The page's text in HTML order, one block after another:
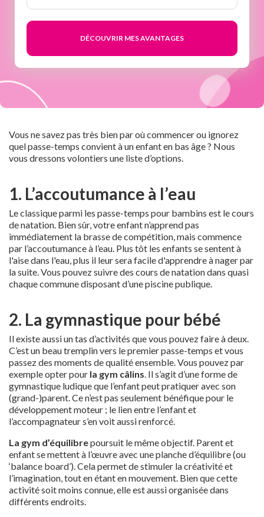
semaines
Vous ne savez pas très bien par où commencer ou ignorez
quel passe-temps convient à un enfant en bas âge ? Nous
vous dressons volontiers une liste d’options.
1. L’accoutumance à l’eau
Le classique parmi les passe-temps pour bambins est le cours
de natation. Bien sûr, votre enfant n’apprend pas
immédiatement la brasse de compétition, mais commence
par l’accoutumance à l’eau. Plus tôt les enfants se sentent à
l'aise dans l'eau, plus il leur sera facile d'apprendre à nager par
la suite. Vous pouvez suivre des cours de natation dans quasi
chaque commune disposant d’une piscine publique.
2. La gymnastique pour bébé
Il existe aussi un tas d’activités que vous pouvez faire à deux.
C’est un beau tremplin vers le premier passe-temps et vous
passez des moments de qualité ensemble. Vous pouvez par
exemple opter pour la gym câlins . Il s’agit d’une forme de
gymnastique ludique que l’enfant peut pratiquer avec son
(grand-)parent. Ce n’est pas seulement bénéfique pour le
développement moteur ; le lien entre l’enfant et
l’accompagnateur s’en voit aussi renforcé.
La gym d’équilibrepoursuit le même objectif. Parent et
enfant se mettent à l’œuvre avec une planche d’équilibre (ou
‘balance board’). Cela permet de stimuler la créativité et
l’imagination, tout en étant en mouvement. Bien que cette
activité soit moins connue, elle est aussi organisée dans
différents endroits.